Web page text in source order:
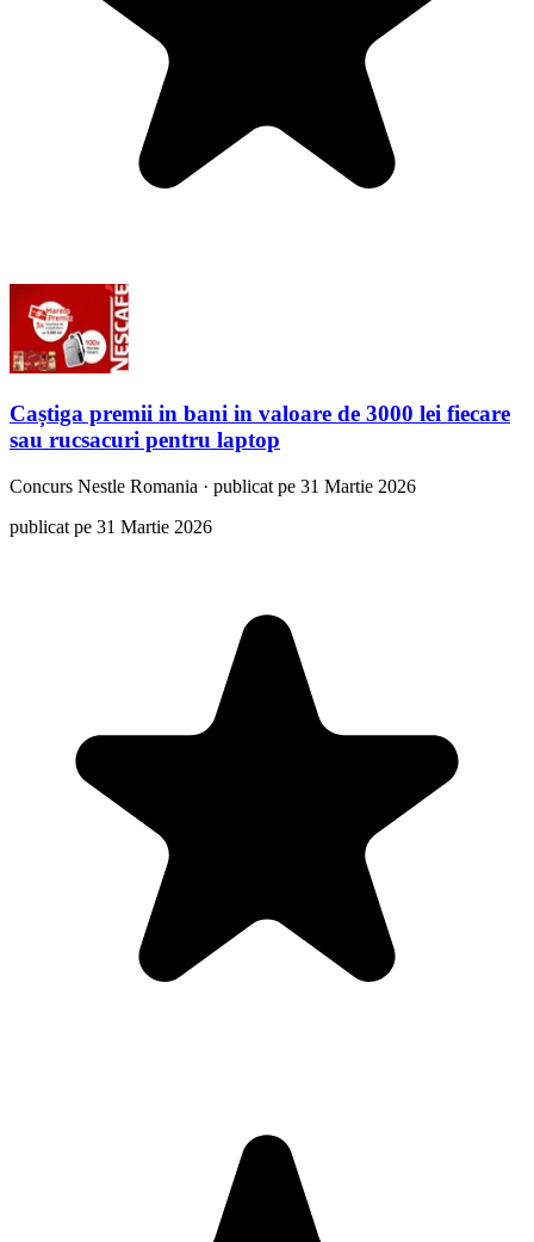
Caștiga premii in bani in valoare de 3000 lei fiecare
sau rucsacuri pentru laptop
Concurs Nestle Romania · publicat pe 31 Martie 2026
publicat pe 31 Martie 2026